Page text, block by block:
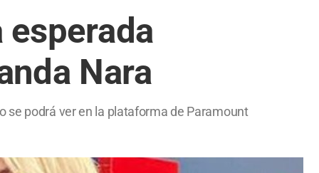
Nara
se podrá ver en la plataforma de Paramount